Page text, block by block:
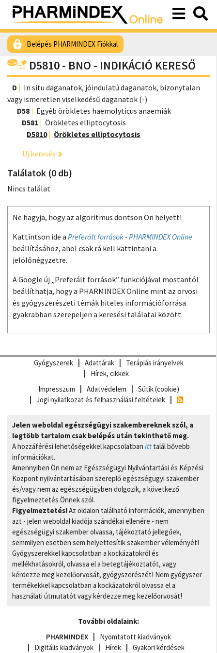
Belépés PHARMINDEX Fiókkal
D5810 - BNO - INDIKÁCIÓ KERESŐ
D
In situ daganatok, jóindulatú daganatok, bizonytalan
vagy ismeretlen viselkedésű daganatok (-)
D58
Egyéb örökletes haemolyticus anaemiák
D581
Örökletes elliptocytosis
D5810
Örökletes elliptocytosis
Új keresés
Találatok (0 db)
Nincs találat
Ne hagyja, hogy az algoritmus döntsön Ön helyett!
Kattintson ide a Preferált források - PHARMINDEX Online
beállításához, ahol csak rá kell kattintani a
jelölőnégyzetre.
A Google új „Preferált források” funkciójával mostantól
beállíthatja, hogy a PHARMINDEX Online mint az orvosi
és gyógyszerészeti témák hiteles információforrása
gyakrabban szerepeljen a keresési találatai között.
Gyógyszerek Adattárak
Terápiás irányelvek
Hírek, cikkek
Impresszum
Adatvédelem
Sütik (cookie)
Jogi nyilatkozat és felhasználási feltételek
Jelen weboldal egészségügyi szakembereknek szól, a
legtöbb tartalom csak belépés után tekinthető meg.
A hozzáférési lehetőségekkel kapcsolatban itt talál bővebb
információkat.
Amennyiben Ön nem az Egészségügyi Nyilvántartási és Képzési
Központ nyilvántartásában szereplő egészségügyi szakember
és/vagy nem az egészségügyben dolgozik, a következő
figyelmeztetés Önnek szól.
Figyelmeztetés!Az oldalon található információk, amennyiben
azt - jelen weboldal kiadója szándékai ellenére - nem
egészségügyi szakember olvassa, tájékoztató jellegűek,
semmilyen esetben sem helyettesítik szakember véleményét!
Gyógyszerekkel kapcsolatban a kockázatokról és
mellékhatásokról, olvassa el a betegtájékoztatót, vagy
kérdezze meg kezelőorvosát, gyógyszerészét! Nem gyógyszer
termékekkel kapcsolatban a kockázatokról olvassa el a
használati útmutatót vagy kérdezze meg kezelőorvosát!
További oldalaink:
PHARMINDEX
Nyomtatott kiadványok
Digitális kiadványok
Hírek Gyakori kérdések